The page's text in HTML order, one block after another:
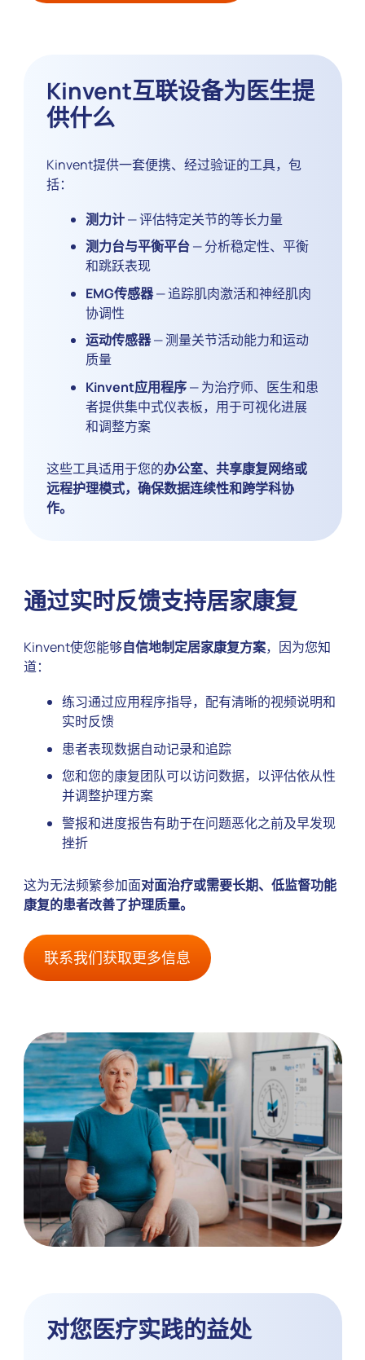
Kinvent互联设备为医生提
供什么
Kinvent提供一套便携、经过验证的工具，包
括：
测力计— 评估特定关节的等长力量
测力台与平衡平台— 分析稳定性、平衡
和跳跃表现
EMG传感器— 追踪肌肉激活和神经肌肉
协调性
运动传感器— 测量关节活动能力和运动
质量
Kinvent应用程序— 为治疗师、医生和患
者提供集中式仪表板，用于可视化进展
和调整方案
这些工具适用于您的办公室、共享康复网络或
远程护理模式，确保数据连续性和跨学科协
作。
通过实时反馈支持居家康复
Kinvent使您能够自信地制定居家康复方案，因为您知
道：
练习通过应用程序指导，配有清晰的视频说明和
实时反馈
患者表现数据自动记录和追踪
您和您的康复团队可以访问数据，以评估依从性
并调整护理方案
警报和进度报告有助于在问题恶化之前及早发现
挫折
这为无法频繁参加面对面治疗或需要长期、低监督功能
康复的患者改善了护理质量。
联系我们获取更多信息
对您医疗实践的益处